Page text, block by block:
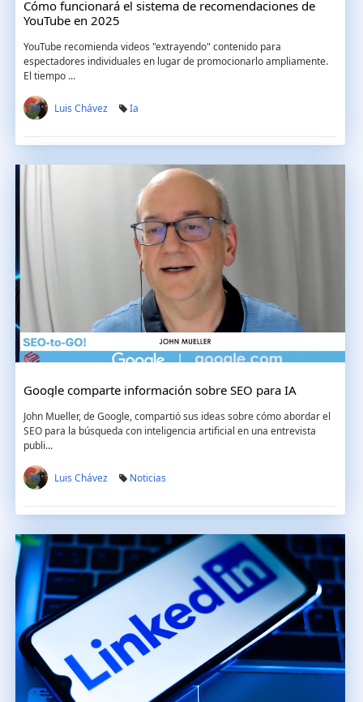
Cómo funcionará el sistema de recomendaciones de
YouTube en 2025
YouTube recomienda videos "extrayendo" contenido para
espectadores individuales en lugar de promocionarlo ampliamente.
El tiempo ...
Luis Chávez Ia
Google comparte información sobre SEO para IA
John Mueller, de Google, compartió sus ideas sobre cómo abordar el
SEO para la búsqueda con inteligencia artificial en una entrevista
publi...
Luis Chávez Noticias